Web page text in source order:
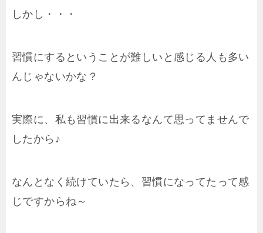
しかし・・・
習慣にするということが難しいと感じる人も多い
んじゃないかな？
実際に、私も習慣に出来るなんて思ってませんで
したから♪
なんとなく続けていたら、習慣になってたって感
じですからね～